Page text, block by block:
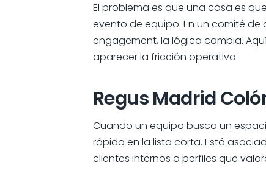
El problema es que una cosa es
evento de equipo. En un comité
engagement, la lógica cambia.
aparecer la fricción operativa.
Regus Madrid
Cuando un equipo busca un
rápido en la lista corta. Está
clientes internos o perfiles que